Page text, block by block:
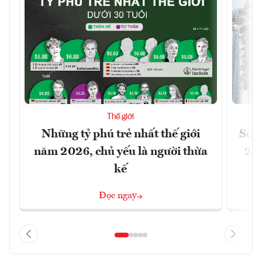
Thế giới
Những tỷ phú trẻ nhất thế giới
năm 2026, chủ yếu là người thừa
kế
Đọc ngay
Số